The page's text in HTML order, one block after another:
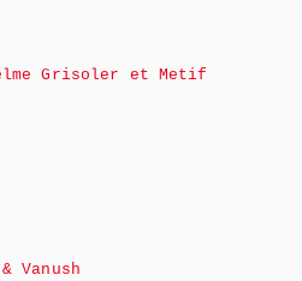
Grisoler et Metif
Vanush